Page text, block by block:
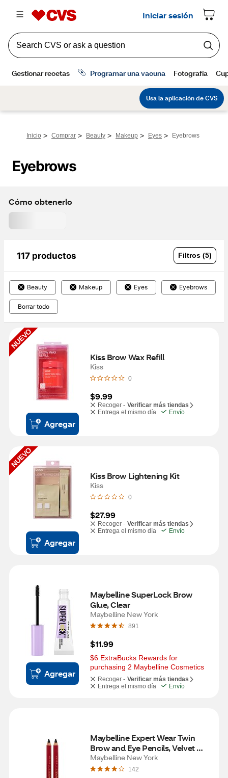
Inicio > Comprar > Beauty > Makeup > Eyes > Eyebrows
Eyebrows
Cómo obtenerlo
117 productos Filtros (5)
Beauty Makeup Eyes Eyebrows
Borrar todo
NUEVO
Agregar
Kiss Brow Wax Refill
Kiss
0
$9.99
Recoger - Verificar más tiendas
Entrega el mismo día
Envío
NUEVO
Agregar
Kiss Brow Lightening Kit
Kiss
0
$27.99
Recoger - Verificar más tiendas
Entrega el mismo día
Envío
Agregar
Maybelline SuperLock Brow
Glue, Clear
Maybelline New York
891
$11.99
$6 ExtraBucks Rewards for
purchasing 2 Maybelline Cosmetics
Recoger - Verificar más tiendas
Entrega el mismo día
Envío
Maybelline Expert Wear Twin
Brow and Eye Pencils, Velvet
Black
Maybelline New York
142